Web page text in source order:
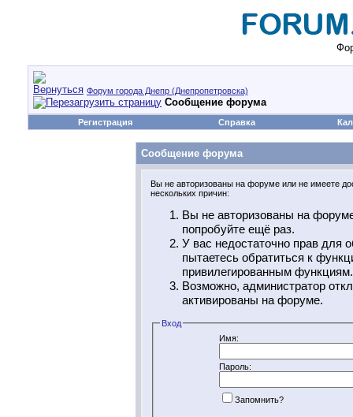
Форум города Днепр (Днепропетровска)
Сообщение форума
Регистрация Справка
Сообщение форума
Вы не авторизованы на форуме или не имеете
нескольких причин:
Вы не авторизованы на
попробуйте ещё раз.
У вас недостаточно прав для
пытаетесь обратиться к
привилегированным функциям.
Возможно, администратор
активированы на форуме.
Вход
Имя:
Пароль:
Запомнить?